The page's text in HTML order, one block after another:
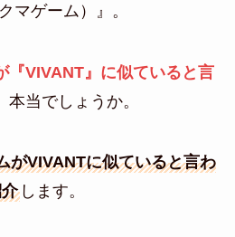
マゲーム）』。
『VIVANT』に似ていると言
本当でしょうか。
がVIVANTに似ていると言わ
します。